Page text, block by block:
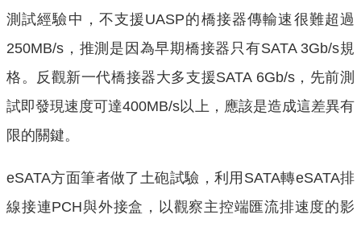
測試經驗中，不支援UASP的橋接器傳輸速很難超過
250MB/s，推測是因為早期橋接器只有SATA 3Gb/s規
格。反觀新一代橋接器大多支援SATA 6Gb/s，先前測
試即發現速度可達400MB/s以上，應該是造成這差異有
限的關鍵。
eSATA方面筆者做了土砲試驗，利用SATA轉eSATA排
線接連PCH與外接盒，以觀察主控端匯流排速度的影